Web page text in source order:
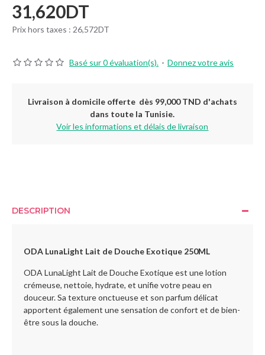
Basé sur 0 évaluation(s). - Donnez votre avis
31,620DT
Prix hors taxes : 26,572DT
Livraison à domicile offerte dès 99,000 TND d'achats
dans toute la Tunisie.
Voir les informations et délais de livraison
DESCRIPTION
ODA LunaLight Lait de Douche Exotique 250ML
ODA LunaLight Lait de Douche Exotique est une lotion
crémeuse, nettoie, hydrate, et unifie votre peau en
douceur. Sa texture onctueuse et son parfum délicat
apportent également une sensation de confort et de bien-
être sous la douche.